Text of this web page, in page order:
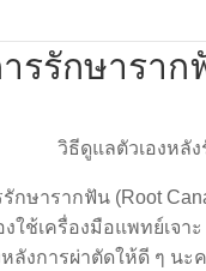
รรักษาราก
รักษารากฟัน (Root
ช้เครื่องมือแพทย์เจา
ลังการผ่าตัดให้ดี ๆ นะ